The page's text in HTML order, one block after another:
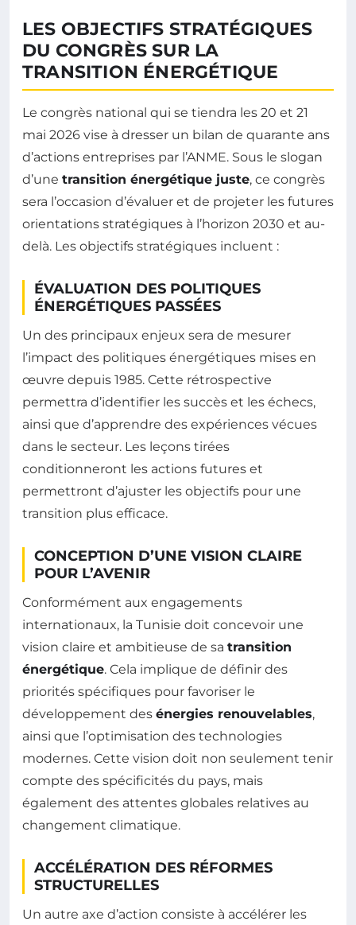
LES OBJECTIFS STRATÉGIQUES
DU CONGRÈS SUR LA
TRANSITION ÉNERGÉTIQUE
Le congrès national qui se tiendra les 20 et 21
mai 2026 vise à dresser un bilan de quarante ans
d’actions entreprises par l’ANME. Sous le slogan
d’une transition énergétique juste, ce congrès
sera l’occasion d’évaluer et de projeter les futures
orientations stratégiques à l’horizon 2030 et au-
delà. Les objectifs stratégiques incluent :
ÉVALUATION DES POLITIQUES
ÉNERGÉTIQUES PASSÉES
Un des principaux enjeux sera de mesurer
l’impact des politiques énergétiques mises en
œuvre depuis 1985. Cette rétrospective
permettra d’identifier les succès et les échecs,
ainsi que d’apprendre des expériences vécues
dans le secteur. Les leçons tirées
conditionneront les actions futures et
permettront d’ajuster les objectifs pour une
transition plus efficace.
CONCEPTION D’UNE VISION CLAIRE
POUR L’AVENIR
Conformément aux engagements
internationaux, la Tunisie doit concevoir une
vision claire et ambitieuse de sa transition
énergétique. Cela implique de définir des
priorités spécifiques pour favoriser le
développement des énergies renouvelables,
ainsi que l’optimisation des technologies
modernes. Cette vision doit non seulement tenir
compte des spécificités du pays, mais
également des attentes globales relatives au
changement climatique.
ACCÉLÉRATION DES RÉFORMES
STRUCTURELLES
Un autre axe d’action consiste à accélérer les